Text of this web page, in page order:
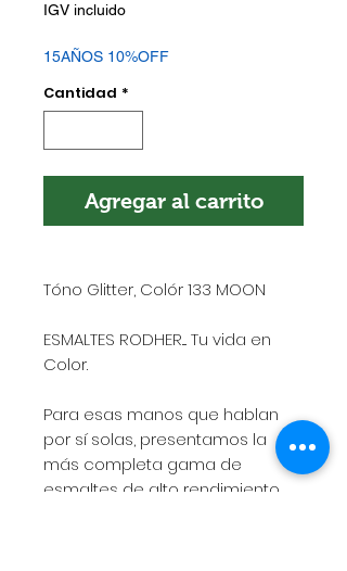
IGV incluido
15AÑOS 10%OFF
Cantidad *
Agregar al carrito
Tóno Glitter, Colór 133 MOON
ESMALTES RODHER.... Tu vida en
Color.
Para esas manos que hablan
por sí solas, presentamos la
más completa gama de
esmaltes de alto rendimiento,